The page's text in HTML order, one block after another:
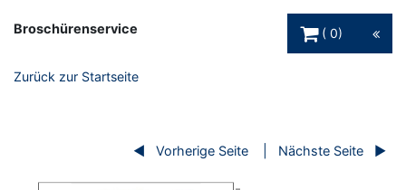
Broschürenservice
0
Zurück zur Startseite
Vorherige Seite Nächste Seite